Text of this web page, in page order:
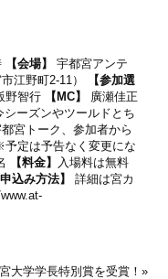
【会場】
宇都宮アンテ
江野町2-11）
【参加選
野智行 【MC】
廣瀬佳正
シーズンやツールドとち
宮トーク、参加者から
定は予告なく変更にな
【料金】
入場料は無料
申込み方法】
詳細は宮カ
大学学長特別賞を受賞！ »